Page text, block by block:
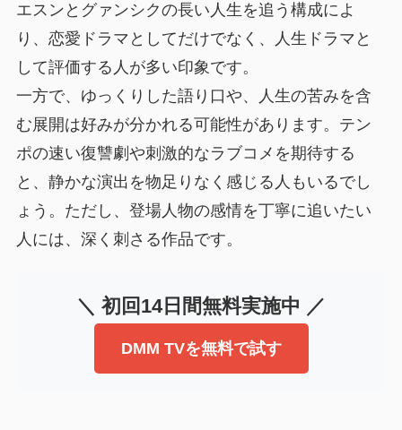
エスンとグァンシクの長い人生を追う構成によ
り、恋愛ドラマとしてだけでなく、人生ドラマと
して評価する人が多い印象です。
一方で、ゆっくりした語り口や、人生の苦みを含
む展開は好みが分かれる可能性があります。テン
ポの速い復讐劇や刺激的なラブコメを期待する
と、静かな演出を物足りなく感じる人もいるでし
ょう。ただし、登場人物の感情を丁寧に追いたい
人には、深く刺さる作品です。
＼ 初回14日間無料実施中 ／
DMM TVを無料で試す